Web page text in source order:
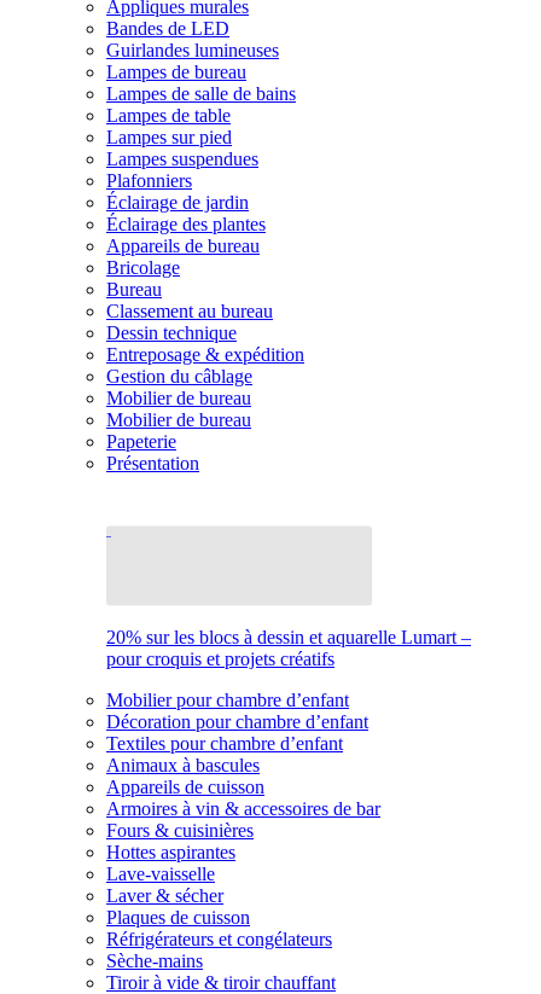
Appliques murales
Bandes de LED
Guirlandes lumineuses
Lampes de bureau
Lampes de salle de bains
Lampes de table
Lampes sur pied
Lampes suspendues
Plafonniers
Éclairage de jardin
Éclairage des plantes
Appareils de bureau
Bricolage
Bureau
Classement au bureau
Dessin technique
Entreposage & expédition
Gestion du câblage
Mobilier de bureau
Mobilier de bureau
Papeterie
Présentation
20% sur les blocs à dessin et aquarelle Lumart –
pour croquis et projets créatifs
Mobilier pour chambre d’enfant
Décoration pour chambre d’enfant
Textiles pour chambre d’enfant
Animaux à bascules
Appareils de cuisson
Armoires à vin & accessoires de bar
Fours & cuisinières
Hottes aspirantes
Lave-vaisselle
Laver & sécher
Plaques de cuisson
Réfrigérateurs et congélateurs
Sèche-mains
Tiroir à vide & tiroir chauffant